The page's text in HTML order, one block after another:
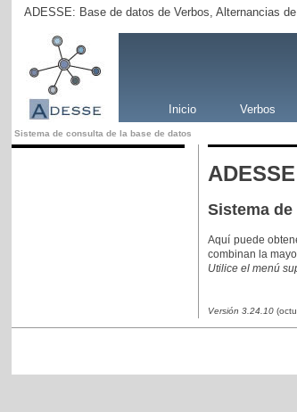
ADESSE: Base de datos de Verbos, Alternancias
Inicio Verbos
Sistema de consulta de la base de datos
ADESSE
Sistema
Aquí puede
combinan la
Utilice el menú
Versión 3.24.10